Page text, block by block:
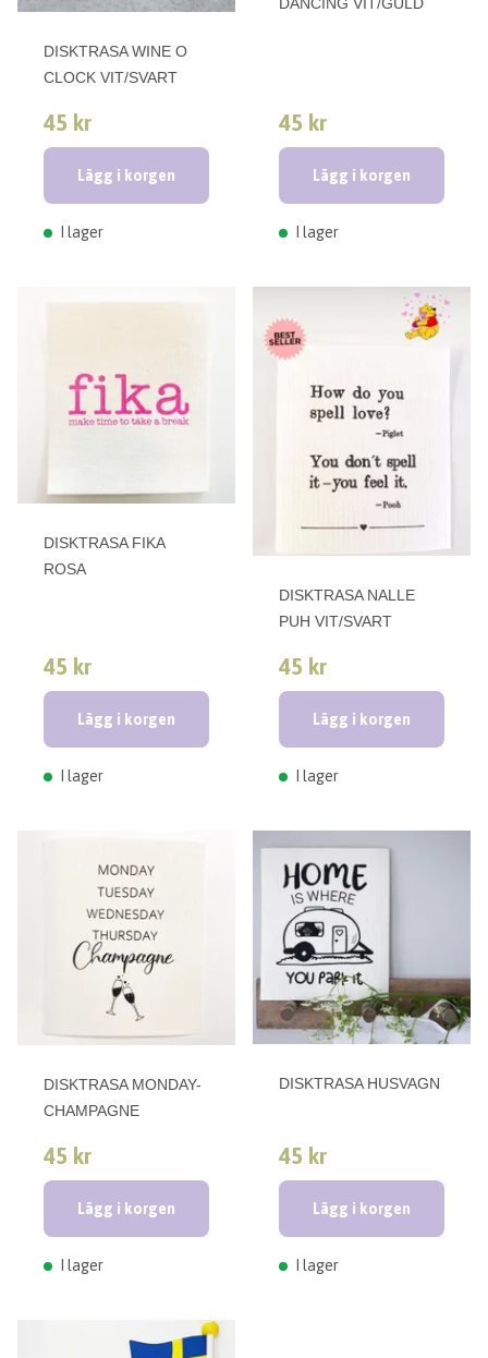
DISKTRASA WINE O
CLOCK VIT/SVART
45 kr
Lägg i korgen
I lager
45 kr
Lägg i korgen
I lager
DISKTRASA FIKA
ROSA
45 kr
Lägg i korgen
I lager
DISKTRASA NALLE
PUH VIT/SVART
45 kr
Lägg i korgen
I lager
DISKTRASA MONDAY-
CHAMPAGNE
45 kr
Lägg i korgen
I lager
DISKTRASA HUSVAGN
45 kr
Lägg i korgen
I lager